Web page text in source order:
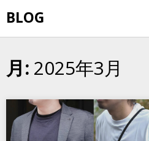
to
content
BLOG
月: 2025年3月